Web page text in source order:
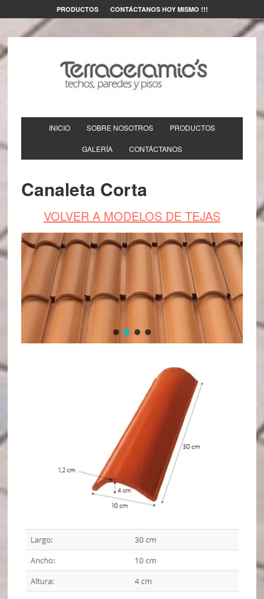
PRODUCTOS CONTÁCTANOS HOY MISMO !!!
INICIO SOBRE NOSOTROS PRODUCTOS
GALERÍA CONTÁCTANOS
Canaleta Corta
VOLVER A MODELOS DE TEJAS